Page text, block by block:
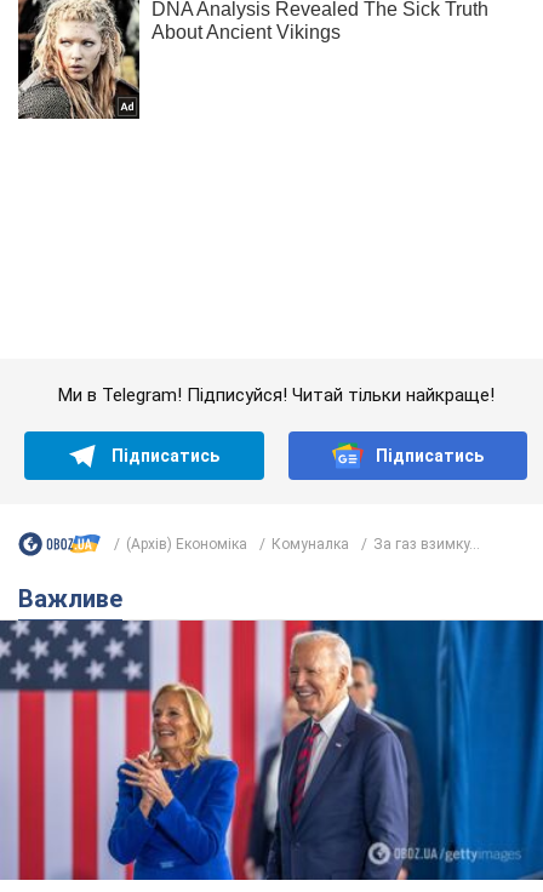
Дружина тяжкохворого Джо Байдена назвала
перший симптом, який сигналізував про його
"агресивний" рак
Спершу лікарі не надали цьому належної уваги
6.08.2026 12:46 17,8 т.
Відпустка Лесі Нікітюк у Карпатах